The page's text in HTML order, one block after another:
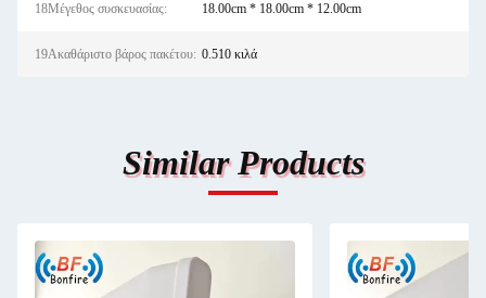
18Μέγεθος συσκευασίας: 18.00cm * 18.00cm * 12.00cm
19Ακαθάριστο βάρος πακέτου: 0.510 κιλά
Similar Products